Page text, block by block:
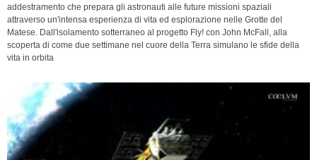
addestramento che prepara gli astronauti alle future missioni spaziali
attraverso un'intensa esperienza di vita ed esplorazione nelle Grotte del
Matese. Dall'isolamento sotterraneo al progetto Fly! con John McFall, alla
scoperta di come due settimane nel cuore della Terra simulano le sfide della
vita in orbita